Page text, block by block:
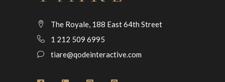
The Royale, 188 East 64th Street
1 212 509 6995
tiare@qodeinteractive.com